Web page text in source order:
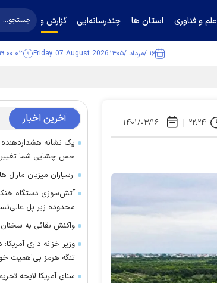
علم و فناوری استان ها چندرسانه‌ایی گزارش و گفت‌وگو
۱۶ /مرداد /۱۴۰۵ Friday 07 August 2026 ۱۹:۰۰:۰۴
۲۲:۲۴ ۱۴۰۱/۰۳/۱۶ آخرین اخبار
یک نشانه
حس چشایی شما
ارسباران میزبان مارال ها
آتش‌سوزی دستگاه
محدوده زیر پل
واکنش بقائی به
وزیر خزانه داری
تنگه هرمز بی‌اهمیت
سنای آمریکا لایحه